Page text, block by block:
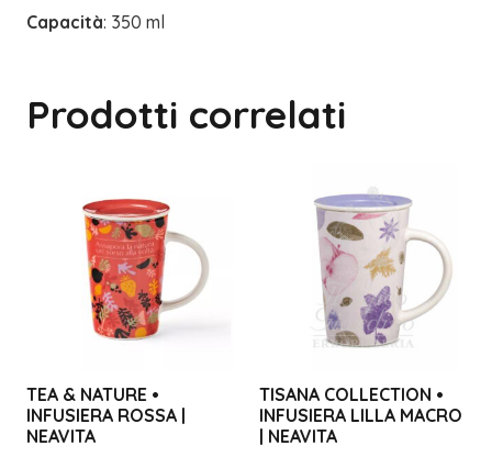
Capacità: 350 ml
Prodotti correlati
TEA & NATURE •
INFUSIERA ROSSA |
NEAVITA
TISANA COLLECTION •
INFUSIERA LILLA MACRO
| NEAVITA